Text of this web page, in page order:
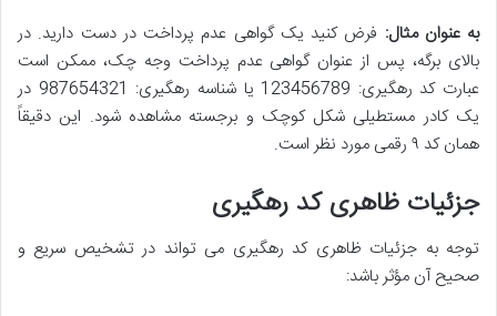
به عنوان مثال: فرض کنید یک گواهی عدم پرداخت در دست دارید. در
بالای برگه، پس از عنوان گواهی عدم پرداخت وجه چک، ممکن است
عبارت کد رهگیری: 123456789 یا شناسه رهگیری: 987654321 در
یک کادر مستطیلی شکل کوچک و برجسته مشاهده شود. این دقیقاً
همان کد ۹ رقمی مورد نظر است.
جزئیات ظاهری کد رهگیری
توجه به جزئیات ظاهری کد رهگیری می تواند در تشخیص سریع و
صحیح آن مؤثر باشد: